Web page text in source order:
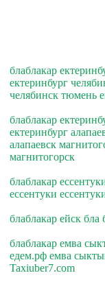
блаблакар
ектеринбург
челябинск тюмень
блаблакар
ектеринбург
алапаевск
магнитогорск
блаблакар
ессентуки
блаблакар ейск бла
блаблакар емва
едем.рф емва
Taxiuber7.com